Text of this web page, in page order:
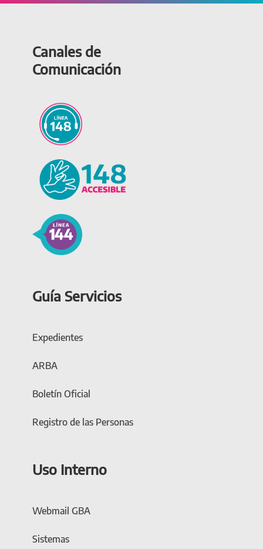
Canales de
Comunicación
Guía Servicios
Expedientes
ARBA
Boletín Oficial
Registro de las Personas
Uso Interno
Webmail GBA
Sistemas